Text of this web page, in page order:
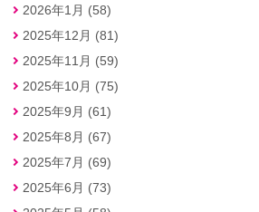
2026年1月 (58)
2025年12月 (81)
2025年11月 (59)
2025年10月 (75)
2025年9月 (61)
2025年8月 (67)
2025年7月 (69)
2025年6月 (73)